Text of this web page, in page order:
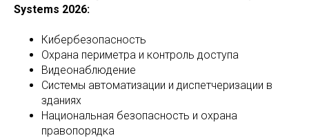
Systems 2026:
Кибербезопасность
Охрана периметра и контроль доступа
Видеонаблюдение
Системы автоматизации и диспетчеризации в
зданиях
Национальная безопасность и охрана
правопорядка